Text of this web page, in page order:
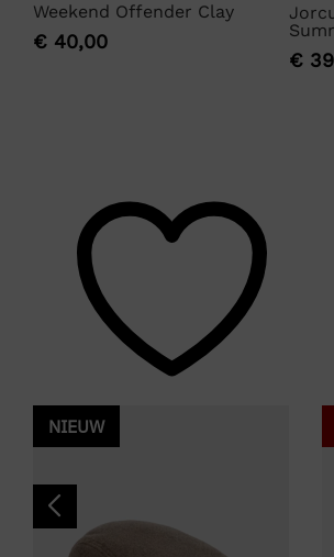
Weekend Offender Clay
€ 40,00
€
NIEUW